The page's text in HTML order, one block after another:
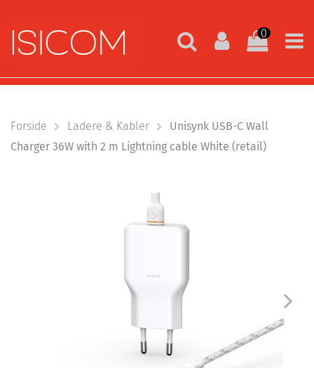
0
Forside Ladere & Kabler
Unisynk USB-C Wall
Charger 36W with 2 m Lightning cable White (retail)